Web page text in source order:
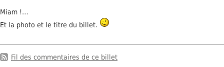
Miam !…
Et la photo et le titre du billet.
Fil des commentaires de ce billet